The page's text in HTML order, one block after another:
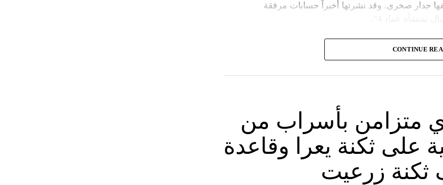
جدار صخري. وقد نشرتها أخيراً حسابات مرفقة
منشأة عسكرية تحمل اسم “عماد 4″، نسبة الى القائد العسكري في “الحزب” عماد مغنية الذي
CONTINUE
متزامن بأسراب من
على ثكنة يعرا وقاعدة
زرعيت